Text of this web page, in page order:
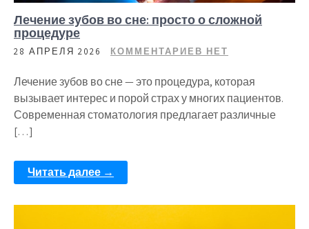
Лечение зубов во сне: просто о сложной
процедуре
28 АПРЕЛЯ 2026 КОММЕНТАРИЕВ НЕТ
Лечение зубов во сне — это процедура, которая
вызывает интерес и порой страх у многих пациентов.
Современная стоматология предлагает различные
[…]
Читать далее →